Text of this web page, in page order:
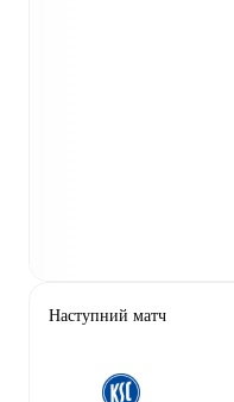
Наступний матч